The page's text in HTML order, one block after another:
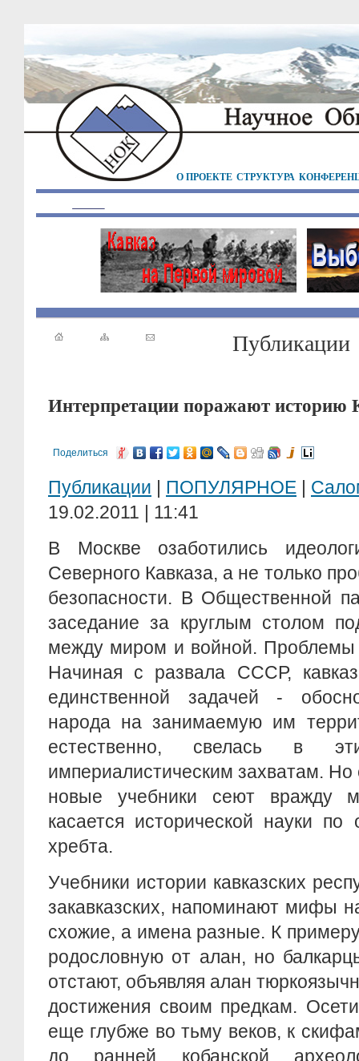
О ПРОЕКТЕ СТРУКТУРА
Публикации
Интерпретации поражают историю
Поделиться
Публикации | ПОПУЛЯРНОЕ |
19.02.2011 | 11:41
В Москве озаботились
Северного Кавказа, а не только
безопасности. В Общественной
заседание за круглым столом
между миром и войной. Проблемы
Начиная с развала СССР,
единственной задачей -
народа на занимаемую им
естественно, свелась в
империалистическим захватам. Но
новые учебники сеют вражду
касается исторической науки по
хребта.
Учебники истории кавказских
закавказских, напоминают мифы
схожие, а имена разные. К
родословную от алан, но
отстают, объявляя алан
достижения своим предкам.
еще глубже во тьму веков, к
до ранней кобанской